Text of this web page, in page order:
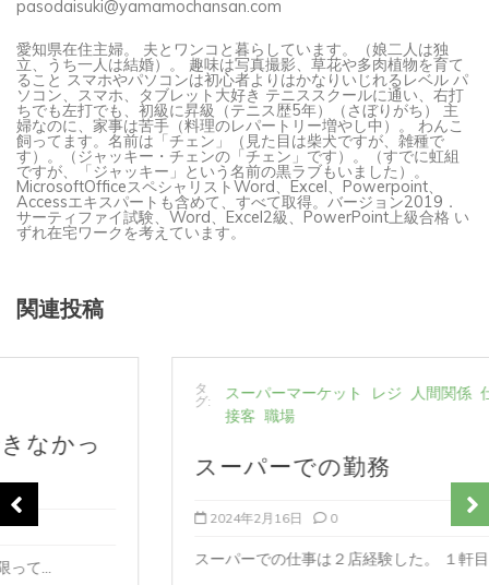
愛知県在住主婦。 夫とワンコと暮らしています。（娘二人は独
立、うち一人は結婚）。 趣味は写真撮影、草花や多肉植物を育て
ること スマホやパソコンは初心者よりはかなりいじれるレベル パ
ソコン、スマホ、タブレット大好き テニススクールに通い、右打
ちでも左打でも、初級に昇級（テニス歴5年）（さぼりがち） 主
婦なのに、家事は苦手（料理のレパートリー増やし中）。 わんこ
飼ってます。名前は「チェン」（見た目は柴犬ですが、雑種で
す）。（ジャッキー・チェンの「チェン」です）。（すでに虹組
ですが、「ジャッキー」という名前の黒ラブもいました）。
MicrosoftOfficeスペシャリストWord、Excel、Powerpoint、
Accessエキスパートも含めて、すべて取得。バージョン2019．
サーティファイ試験、Word、Excel2級、PowerPoint上級合格 い
ずれ在宅ワークを考えています。
関連投稿
スーパーマーケット 人間関係 仕事
仕事内容
スーパーでの勤務
スーパーでの仕事は２店経験した。 １軒目は新...